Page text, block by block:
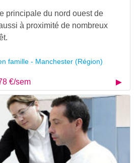
principale du nord ouest de
à proximité de nombreux
famille - Manchester (Région)
€/sem